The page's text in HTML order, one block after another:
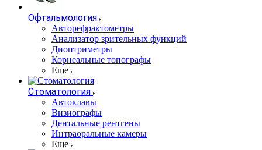
Офтальмология
Авторефрактометры
Анализатор зрительных функций
Диоптриметры
Корнеальные топографы
Еще
Стоматология
Автоклавы
Визиографы
Дентальные рентгены
Интраоральные камеры
Еще